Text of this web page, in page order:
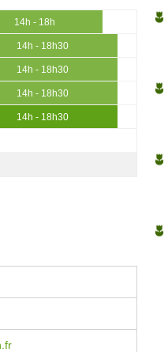
14h - 18h
14h - 18h30
14h - 18h30
14h - 18h30
14h - 18h30